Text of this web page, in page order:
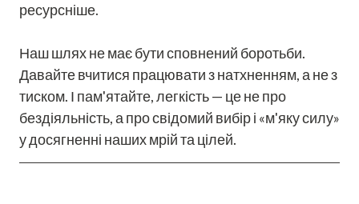
ресурсніше.
Наш шлях не має бути сповнений боротьби.
Давайте вчитися працювати з натхненням, а не з
тиском. І пам'ятайте, легкість — це не про
бездіяльність, а про свідомий вибір і «м'яку силу»
у досягненні наших мрій та цілей.